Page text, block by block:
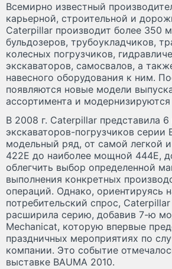
Всемирно известный
карьерной, строительной и
Caterpillar производит более 350
бульдозеров, трубоукладчиков,
колесных погрузчиков,
экскаваторов, самосвалов, а
навесного оборудования к ним.
появляются новые модели
ассортимента и
В 2008 г. Caterpillar представила
экскаваторов-погрузчиков серии
модельный ряд, от самой легкой
422Е до наиболее мощной 444Е,
облегчить выбор определенной
выполнения конкретных
операций. Однако, ориентируясь
потребительский спрос,
расширила серию, добавив 7-ю
Mechanicat, которую впервые
праздничных мероприятиях по
компании. Это событие
выставке BAUMA 2010.